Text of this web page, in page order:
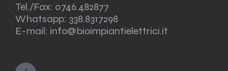
Tel./Fax: 0746.482877
Whatsapp: 338.8317298
E-mail: info@bioimpiantielettrici.it